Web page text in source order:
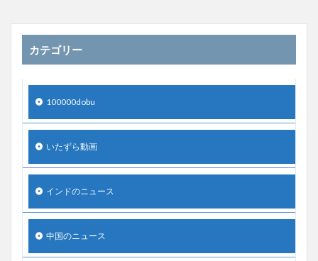
カテゴリー
100000dobu
いたずら動画
インドのニュース
中国のニュース